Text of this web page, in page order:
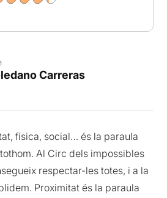
Carreras
física, social… és la paraula
Al Circ dels impossibles
respectar-les totes, i a la
Proximitat és la paraula